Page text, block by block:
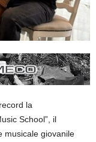
la
School”, il
musicale giovanile